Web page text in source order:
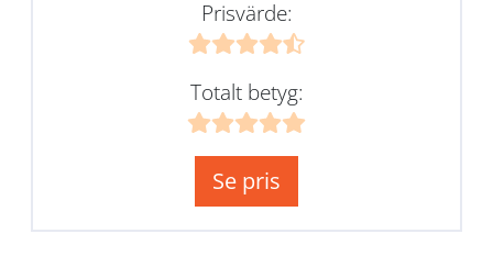
Prisvärde:
Totalt betyg:
Se pris